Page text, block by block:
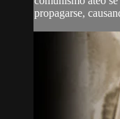
propagarse,